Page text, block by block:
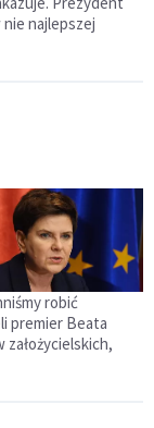
nie najlepszej
robić
premier Beata